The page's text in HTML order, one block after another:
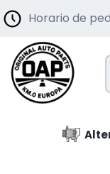
Horario de